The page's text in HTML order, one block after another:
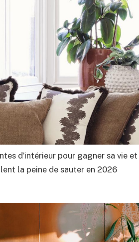
d’intérieur pour gagner sa vie
la peine de sauter en 2026